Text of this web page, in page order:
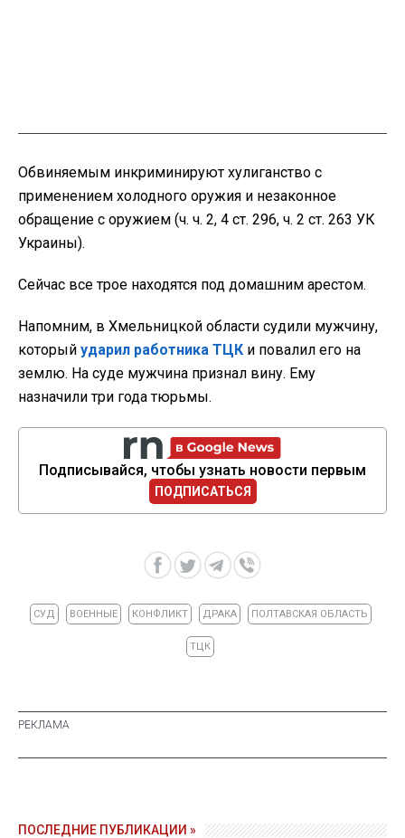
Обвиняемым инкриминируют хулиганство с
применением холодного оружия и незаконное
обращение с оружием (ч. ч. 2, 4 ст. 296, ч. 2 ст. 263 УК
Украины).
Сейчас все трое находятся под домашним арестом.
Напомним, в Хмельницкой области судили мужчину,
который ударил работника ТЦК и повалил его на
землю. На суде мужчина признал вину. Ему
назначили три года тюрьмы.
Подписывайся, чтобы узнать новости первым
ПОДПИСАТЬСЯ
СУД ВОЕННЫЕ КОНФЛИКТ ДРАКА ПОЛТАВСКАЯ ОБЛАСТЬ
ТЦК
ПОСЛЕДНИЕ ПУБЛИКАЦИИ »